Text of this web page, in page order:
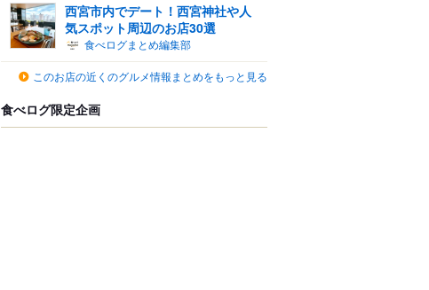
西宮市内でデート！西宮神社や人
気スポット周辺のお店30選
食べログまとめ編集部
このお店の近くのグルメ情報まとめをもっと見る
食べログ限定企画